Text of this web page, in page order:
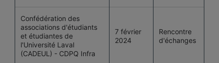
Confédération des
associations d'étudiants
et étudiantes de
l'Université Laval
(CADEUL) - CDPQ Infra
7 février
2024
Rencontre
d'échanges